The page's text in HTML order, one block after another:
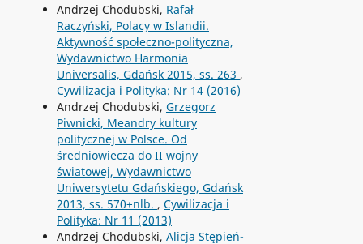
Andrzej Chodubski, Rafał
Raczyński, Polacy w Islandii.
Aktywność społeczno-polityczna,
Wydawnictwo Harmonia
Universalis, Gdańsk 2015, ss. 263 ,
Cywilizacja i Polityka: Nr 14 (2016)
Andrzej Chodubski, Grzegorz
Piwnicki, Meandry kultury
politycznej w Polsce. Od
średniowiecza do II wojny
światowej, Wydawnictwo
Uniwersytetu Gdańskiego, Gdańsk
2013, ss. 570+nlb. , Cywilizacja i
Polityka: Nr 11 (2013)
Andrzej Chodubski, Alicja Stępień-